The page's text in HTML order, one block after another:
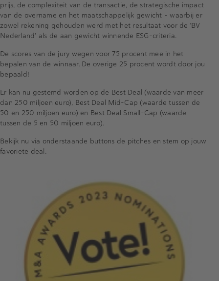
prijs, de complexiteit van de transactie, de strategische impact
van de overname en het maatschappelijk gewicht – waarbij er
zowel rekening gehouden werd met het resultaat voor de ‘BV
Nederland’ als de aan gewicht winnende ESG-criteria.
De scores van de jury wegen voor 75 procent mee in het
bepalen van de winnaar. De overige 25 procent wordt door jou
bepaald!
Er kan nu gestemd worden op de Best Deal (waarde van meer
dan 250 miljoen euro), Best Deal Mid-Cap (waarde tussen de
50 en 250 miljoen euro) en Best Deal Small-Cap (waarde
tussen de 5 en 50 miljoen euro).
Bekijk nu via onderstaande buttons de pitches en stem op jouw
favoriete deal.